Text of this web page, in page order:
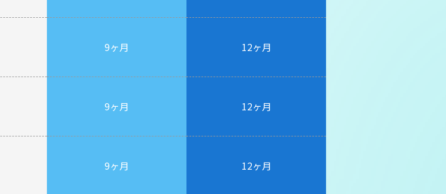
9ヶ月
9ヶ月
9ヶ月
12ヶ月
12ヶ月
12ヶ月